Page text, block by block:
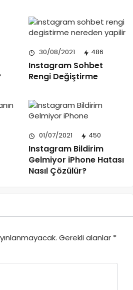
30/08/2021 486
Instagram Sohbet
Rengi Değiştirme
01/07/2021 450
Instagram Bildirim
Gelmiyor iPhone Hatası
Nasıl Çözülür?
Gerekli alanlar *